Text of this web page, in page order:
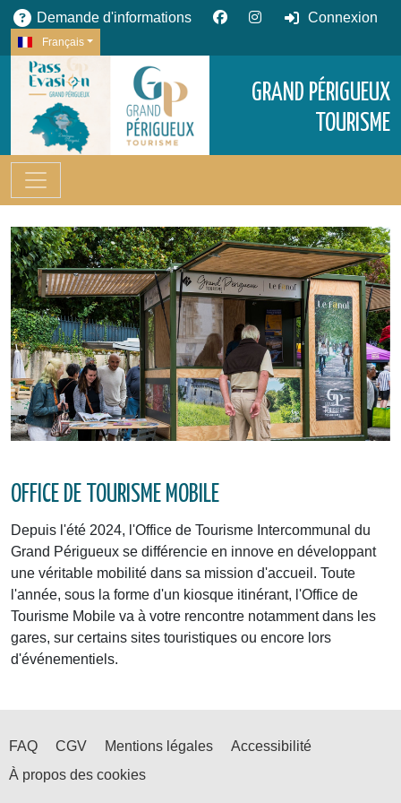
Demande d'informations Connexion
Français
GRAND PÉRIGUEUX
TOURISME
OFFICE DE TOURISME MOBILE
Depuis l'été 2024, l'Office de Tourisme Intercommunal du
Grand Périgueux se différencie en innove en développant
une véritable mobilité dans sa mission d'accueil. Toute
l'année, sous la forme d'un kiosque itinérant, l'Office de
Tourisme Mobile va à votre rencontre notamment dans les
gares, sur certains sites touristiques ou encore lors
d'événementiels.
FAQ CGV Mentions légales
Accessibilité
À propos des cookies